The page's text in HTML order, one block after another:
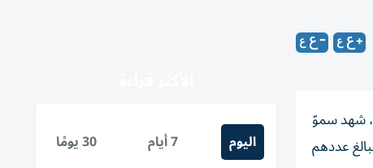
شهد سموّ
عددهم
اليوم 7 أيام 30 يومًا